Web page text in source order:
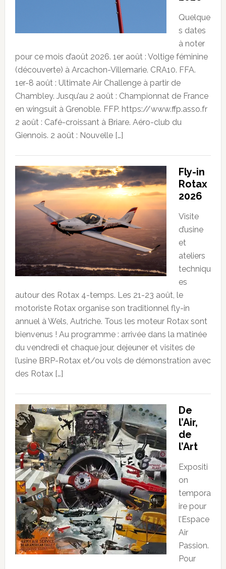
Quelque
s dates
à noter
pour ce mois d’août 2026. 1er août : Voltige féminine
(découverte) à Arcachon-Villemarie. CRA10. FFA.
1er-8 août : Ultimate Air Challenge à partir de
Chambley. Jusqu’au 2 août : Championnat de France
en wingsuit à Grenoble. FFP. https://www.ffp.asso.fr
2 août : Café-croissant à Briare. Aéro-club du
Giennois. 2 août : Nouvelle […]
Fly-in
Rotax
2026
Visite
d’usine
et
ateliers
techniqu
es
autour des Rotax 4-temps. Les 21-23 août, le
motoriste Rotax organise son traditionnel fly-in
annuel à Wels, Autriche. Tous les moteur Rotax sont
bienvenus ! Au programme : arrivée dans la matinée
du vendredi et chaque jour, dejeuner et visites de
l’usine BRP-Rotax et/ou vols de démonstration avec
des Rotax […]
De
l’Air,
de
l’Art
Expositi
on
tempora
ire pour
l’Espace
Air
Passion.
Pour